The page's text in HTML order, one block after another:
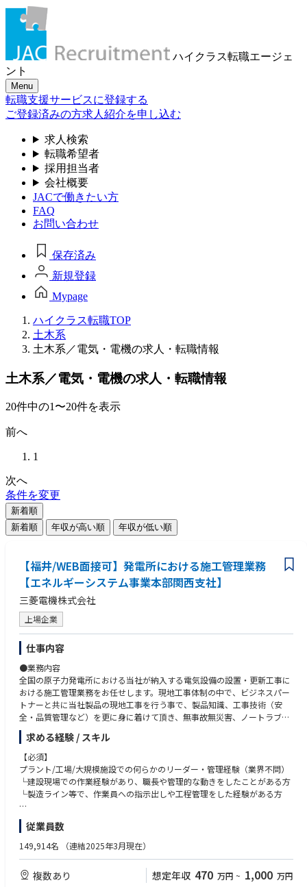
ハイクラス転職エージェ
ント
Menu
転職支援サービスに登録する
ご登録済みの方求人紹介を申し込む
求人検索
転職希望者
採用担当者
会社概要
JACで働きたい方
FAQ
お問い合わせ
保存済み
新規登録
Mypage
ハイクラス転職TOP
土木系
土木系／電気・電機の求人・転職情報
土木系／電気・電機の求人・転職情報
20件中の1〜20件を表示
前へ
1
次へ
条件を変更
新着順
新着順
年収が高い順 年収が低い順
【福井/WEB面接可】発電所における施工管理業務
【エネルギーシステム事業本部関西支社】
三菱電機株式会社
上場企業
仕事内容
●業務内容
全国の原子力発電所における当社が納入する電気設備の設置・更新工事に
おける施工管理業務をお任せします。現地工事体制の中で、ビジネスパー
トナーと共に当社製品の現地工事を行う事で、製品知識、工事技術（安
全・品質管理など）を更に身に着けて頂き、無事故無災害、ノートラブル
での工事完遂を目指しての業務にあたっていただきます。
≪具体的には…≫
弊課における具体的な業務の代表例は以下となります。現地での施工管理
が主となるため、都度対応が必要な事項も発生しますが、計画担当者、現
地メンバー、ビジネスパートナーで協力して対応していく事となります。
１．国内原子力発電所及び関連施設での施工管理業務
（２）ビジネスパートナーとの工程、作業エリアなどの調整
（３）製品製作場所との各種調整（納期、仕様、工程など）
（４）客先との工事調整
（５）工事施工中の作業立会と安全・品質指導
（６）工事完了時の図書、品質記録の作成
求める経験 / スキル
【必須】
プラント/工場/大規模施設での何らかのリーダー・管理経験（業界不問）
└建設現場での作業経験があり、職長や管理的な動きをしたことがある方
└製造ライン等で、作業員への指示出しや工程管理をした経験がある方
【歓迎要件】
プラント設備・施設等で施工管理業務（電気、機械、土木）経験のある方
多くの関係者と接する業務であり、コミュニケーション力と粘り強く交渉
（調整）が出来る方。
従業員数
149,914名 （連結2025年3月現在）
複数あり 想定年収 470 万円 ~ 1,000 万円